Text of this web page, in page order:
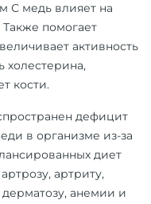
С медь влияет на
помогает
активность
холестерина,
кости.
дефицит
в организме из‑за
диет
артриту,
дерматозу, анемии и